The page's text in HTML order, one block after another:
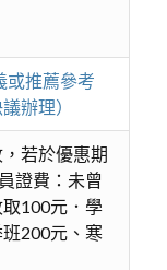
或推薦參考
辦理）
若於優惠期
證費：未曾
100元．學
200元、寒